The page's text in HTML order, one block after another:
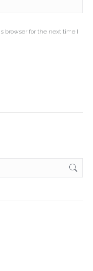
browser for the next time I